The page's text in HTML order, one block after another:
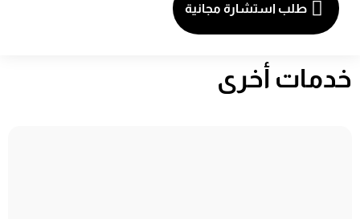
طلب استشارة مجانية
خدمات أخرى